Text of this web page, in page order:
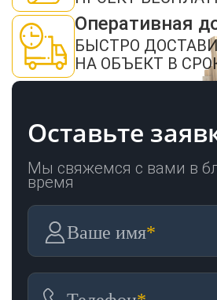
Оперативная
БЫСТРО
НА ОБЪЕКТ В
Оставьте
Мы свяжемся с вами в
время
Ваше имя*
конфиденциальности
ОТПРАВИТЬ